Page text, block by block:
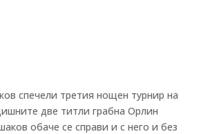
спечели третия нощен турнир на
две титли грабна Орлин
обаче се справи и с него и без